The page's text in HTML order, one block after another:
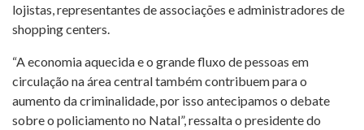
lojistas, representantes de associações e administradores de
shopping centers.
“A economia aquecida e o grande fluxo de pessoas em
circulação na área central também contribuem para o
aumento da criminalidade, por isso antecipamos o debate
sobre o policiamento no Natal”, ressalta o presidente do